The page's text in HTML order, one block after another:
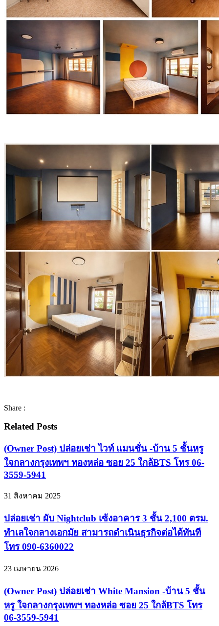
Share :
Related Posts
(Owner Post) ปล่อยเช่า ไวท์ แมนชั่น -บ้าน 5 ชั้นหรู
ใจกลางกรุงเทพฯ ทองหล่อ ซอย 25 ใกล้BTS โทร 06-
3559-5941
31 สิงหาคม 2025
ปล่อยเช่า ผับ Nightclub เซ้งอาคาร 3 ชั้น 2,100 ตรม.
ทำเลใจกลางเอกมัย สามารถดำเนินธุรกิจต่อได้ทันที
โทร 090-6360022
23 เมษายน 2026
(Owner Post) ปล่อยเช่า White Mansion -บ้าน 5 ชั้น
หรู ใจกลางกรุงเทพฯ ทองหล่อ ซอย 25 ใกล้BTS โทร
06-3559-5941